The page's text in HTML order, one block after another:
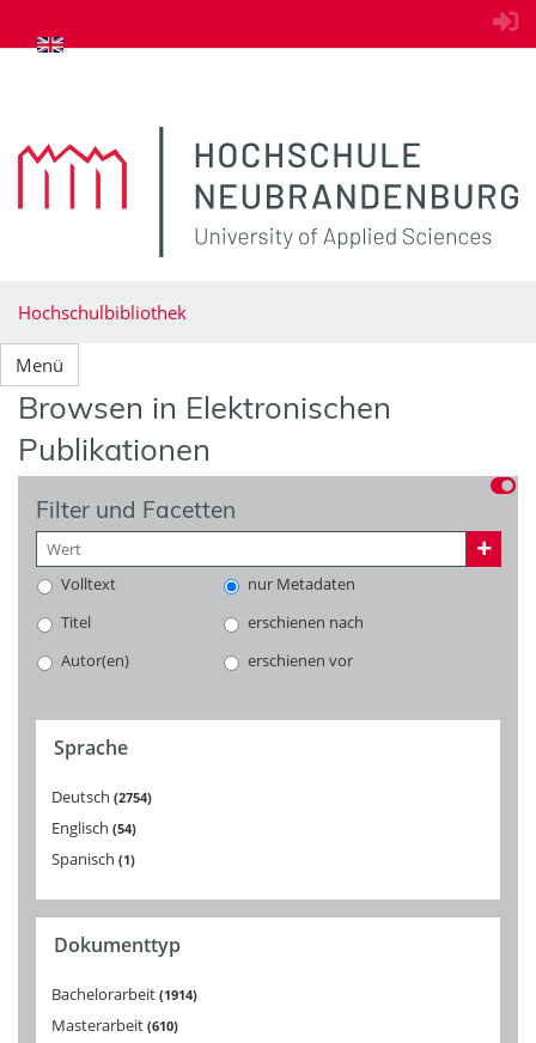
zum Inhalt springen
Hochschulbibliothek
Menü
Browsen in Elektronischen
Publikationen
Filter und Facetten
Volltext
nur Metadaten
Titel
erschienen nach
Autor(en)
erschienen vor
Sprache
Deutsch 2754
Englisch 54
Spanisch 1
Dokumenttyp
Bachelorarbeit 1914
Masterarbeit 610